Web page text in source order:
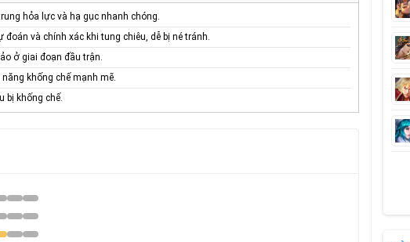
hỏa lực và hạ gục nhanh chóng.
và chính xác khi tung chiêu, dễ bị né tránh.
ở giai đoạn đầu trận.
khống chế mạnh mẽ.
bị khống chế.